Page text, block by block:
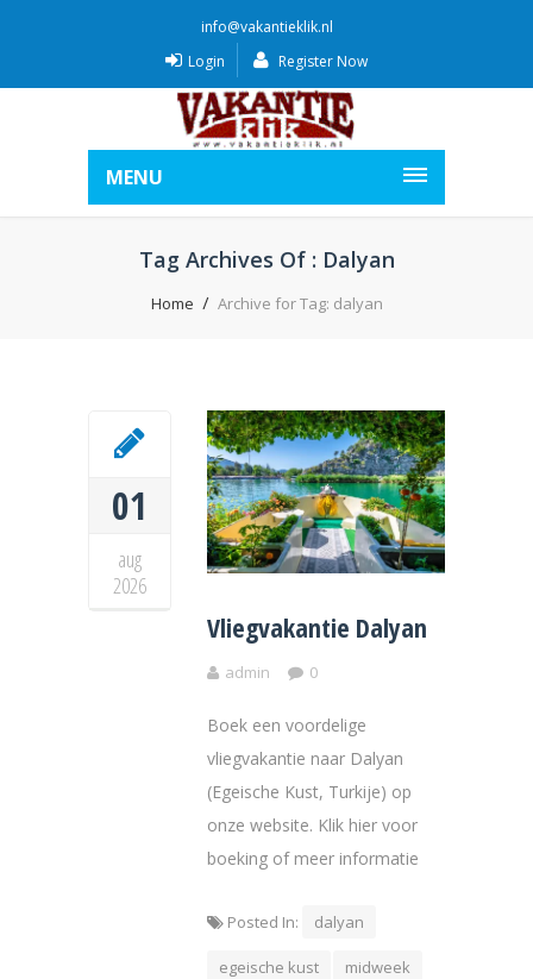
info@vakantieklik.nl
Login
Register Now
MENU
Tag Archives Of : Dalyan
Home Archive for Tag: dalyan
01
aug
2026
Vliegvakantie Dalyan
admin 0
Boek een voordelige
vliegvakantie naar Dalyan
(Egeische Kust, Turkije) op
onze website. Klik hier voor
boeking of meer informatie
Posted In: dalyan
egeische kust midweek